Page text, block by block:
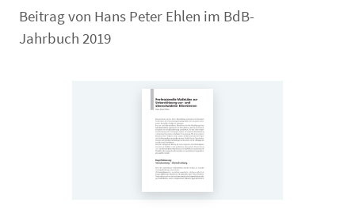
Beitrag von Hans Peter Ehlen im BdB-
Jahrbuch 2019